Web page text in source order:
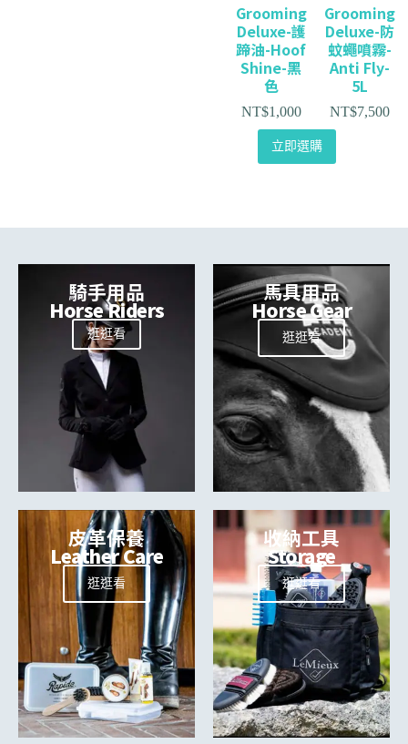
Grooming
Deluxe-護
蹄油-Hoof
Shine-黑
色
NT$1,000
Grooming
Deluxe-防
蚊蠅噴霧-
Anti Fly-
5L
NT$7,500
立即選購
騎手用品
Horse Riders
逛逛看
馬具用品
Horse Gear
逛逛看
皮革保養
Leather Care
逛逛看
收納工具
Storage
逛逛看